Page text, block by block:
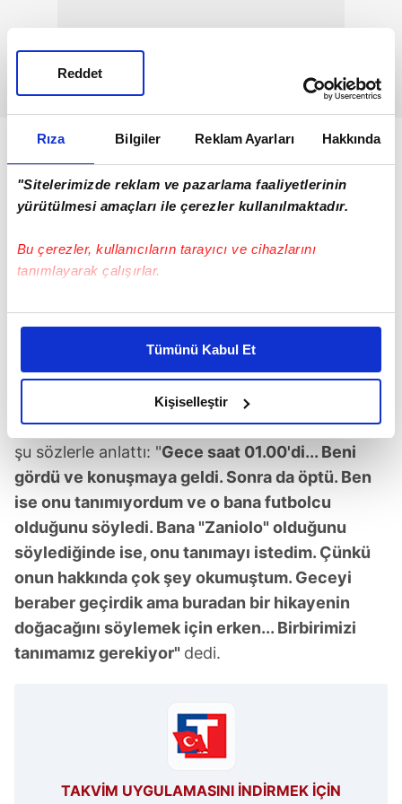
Rıza Bilgiler Reklam Ayarları Hakkında
"Sitelerimizde reklam ve pazarlama faaliyetlerinin
yürütülmesi amaçları ile çerezler kullanılmaktadır.
Bu çerezler, kullanıcıların tarayıcı ve cihazlarını
tanımlayarak çalışırlar.
Bu çerezlere izin vermeniz halinde sizlere özel
daha iyi reklam deneyimi yaşatabiliriz. Bunu yaparken
amacımızın size daha iyi bir reklam deneyimi sunmak
olduğunu ve sizlere en iyi içerikleri sunabilmek adına
elimizden gelen çabayı gösterdiğimizi ve bu noktada,
reklamların maliyetlerimizi karşılamak noktasında tek gelir
kalemimiz olduğunu sizlere hatırlatmak isteriz.
Her halükârda, kullanıcılar, bu çerezlere izin vermedikleri
takdirde, kullanıcılara hedefli reklamlar
gösterilmeyecektir."
Sizlere daha iyi bir hizmet sunabilmek için İnternet
Sitemizde kendimize ve üçüncü kişilere ait çerezler
kullanılmaktadır. Bu çerezler vasıtasıyla çeşitli kişisel
verileriniz işlenmekte olup gerekli olan çerezler bilgi
kılınması ve kişiselleştirilmesi ve sizlere yönelik
reklam/pazarlama faaliyetlerinin yapılması, amaçlarıyla
Tümünü Kabul Et
Kişiselleştir
Reddet
Ünlü model, Zaniolo'nun kendini nasıl etkilediğini
şu sözlerle anlattı: "Gece saat 01.00'di... Beni
gördü ve konuşmaya geldi. Sonra da öptü. Ben
ise onu tanımıyordum ve o bana futbolcu
olduğunu söyledi. Bana "Zaniolo" olduğunu
söylediğinde ise, onu tanımayı istedim. Çünkü
onun hakkında çok şey okumuştum. Geceyi
beraber geçirdik ama buradan bir hikayenin
doğacağını söylemek için erken... Birbirimizi
tanımamız gerekiyor" dedi.
TAKVİM UYGULAMASINI İNDİRMEK İÇİN